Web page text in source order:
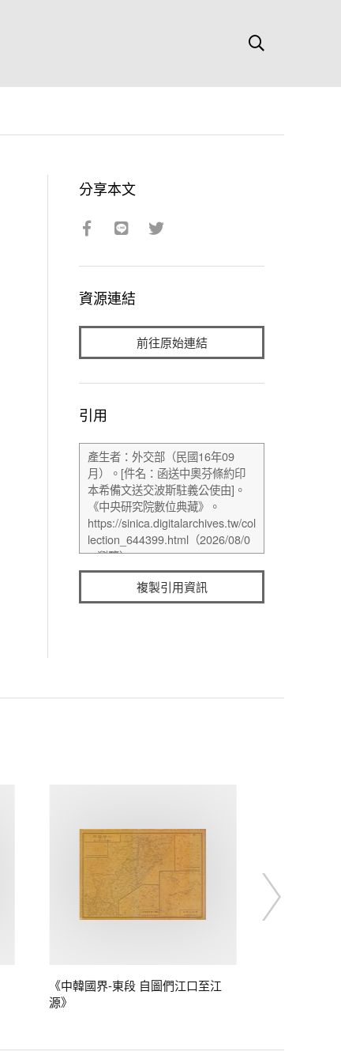
分享本文
資源連結
前往原始連結
引用
複製引用資訊
《中韓國界-東段 自圖們江口至江
源》